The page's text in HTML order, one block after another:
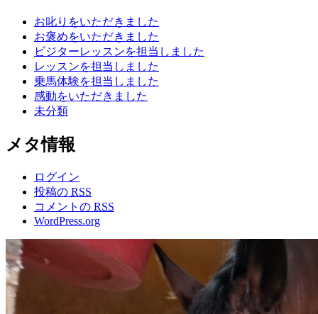
お叱りをいただきました
お褒めをいただきました
ビジターレッスンを担当しました
レッスンを担当しました
乗馬体験を担当しました
感動をいただきました
未分類
メタ情報
ログイン
投稿の RSS
コメントの RSS
WordPress.org